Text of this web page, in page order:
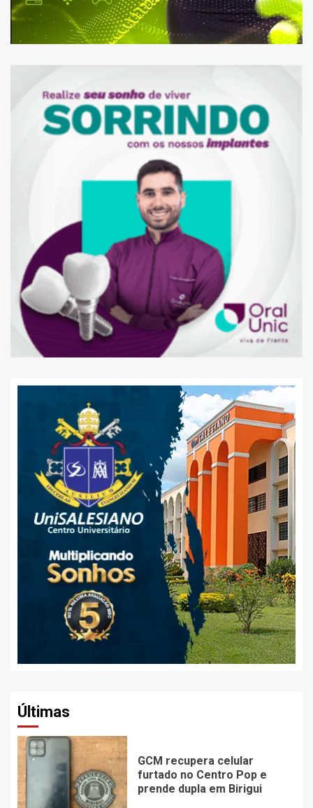
Últimas
GCM recupera celular
furtado no Centro Pop e
prende dupla em Birigui